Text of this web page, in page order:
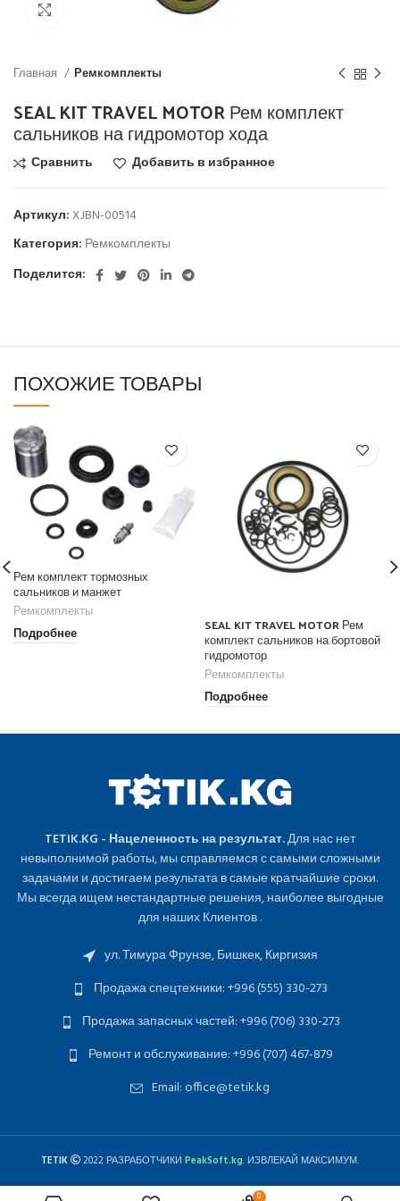
Главная Ремкомплекты
SEAL KIT TRAVEL MOTOR Рем комплект
сальников на гидромотор хода
Сравнить Добавить в избранное
Артикул: XJBN-00514
Категория: Ремкомплекты
Поделится:
ПОХОЖИЕ ТОВАРЫ
Рем комплект тормозных
сальников и манжет
Ремкомплекты
Подробнее
SEAL KIT TRAVEL MOTOR Рем
комплект сальников на бортовой
гидромотор
Ремкомплекты
Подробнее
TETIK.KG - Нацеленность на результат.Для нас нет
невыполнимой работы, мы справляемся с самыми сложными
задачами и достигаем результата в самые кратчайшие сроки.
Мы всегда ищем нестандартные решения, наиболее выгодные
для наших Клиентов .
ул. Тимура Фрунзе, Бишкек, Киргизия
Продажа спецтехники: +996 (555) 330-273
Продажа запасных частей: +996 (706) 330-273
Ремонт и обслуживание: +996 (707) 467-879
Email: office@tetik.kg
TETIK 2022 РАЗРАБОТЧИКИ PeakSoft.kg. ИЗВЛЕКАЙ МАКСИМУМ.
0